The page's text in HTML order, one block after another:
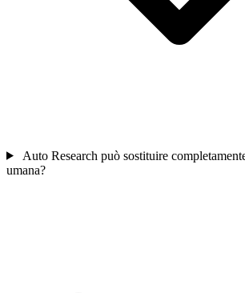
Auto Research può sostituire
umana?